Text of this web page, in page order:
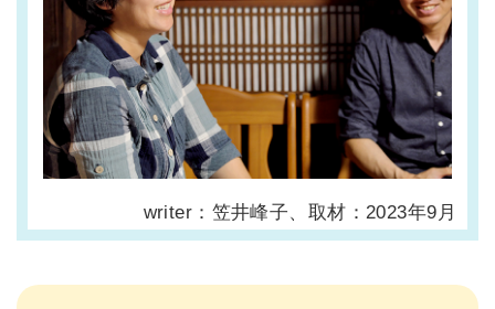
writer：笠井峰子、取材：2023年9月